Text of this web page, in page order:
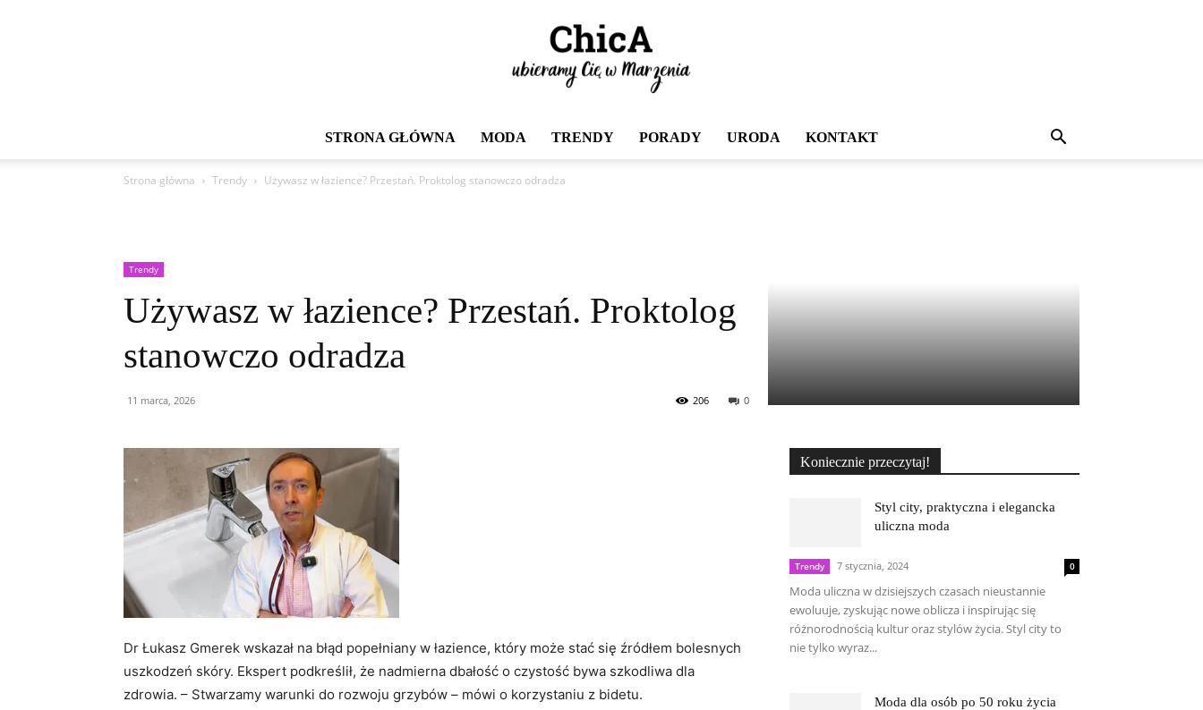
STRONA GŁÓWNA MODA TRENDY PORADY URODA KONTAKT
Strona główna Trendy Używasz w łazience? Przestań. Proktolog stanowczo odradza
Trendy
Używasz w łazience? Przestań. Proktolog
stanowczo odradza
11 marca, 2026 0
206
Dr Łukasz Gmerek wskazał na błąd popełniany w łazience, który może stać się źródłem bolesnych
uszkodzeń skóry. Ekspert podkreślił, że nadmierna dbałość o czystość bywa szkodliwa dla
zdrowia. – Stwarzamy warunki do rozwoju grzybów – mówi o korzystaniu z bidetu.
Koniecznie przeczytaj!
Styl city, praktyczna i elegancka
uliczna moda
Trendy 7 stycznia, 2024 0
Moda uliczna w dzisiejszych czasach nieustannie
ewoluuje, zyskując nowe oblicza i inspirując się
różnorodnością kultur oraz stylów życia. Styl city to
nie tylko wyraz...
Moda dla osób po 50 roku życia